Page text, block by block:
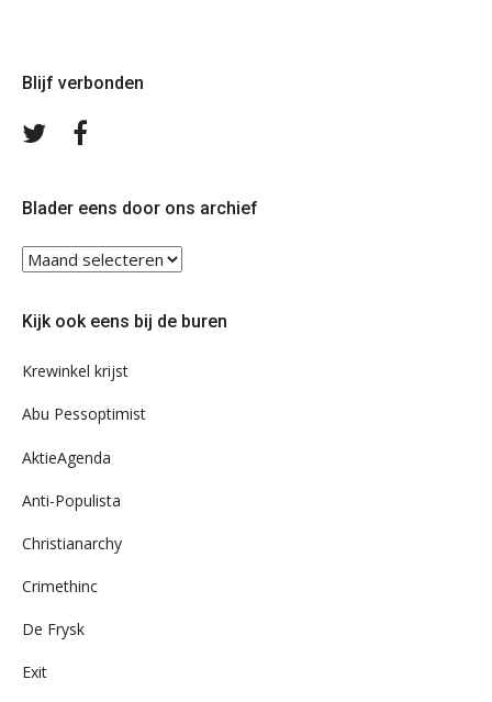
Blijf verbonden
Volg
Blader eens door ons archief
Blader
ons
Kijk ook eens bij de buren
Krewinkel krijst
Abu Pessoptimist
AktieAgenda
Anti-Populista
Christianarchy
Crimethinc
De Frysk
Exit